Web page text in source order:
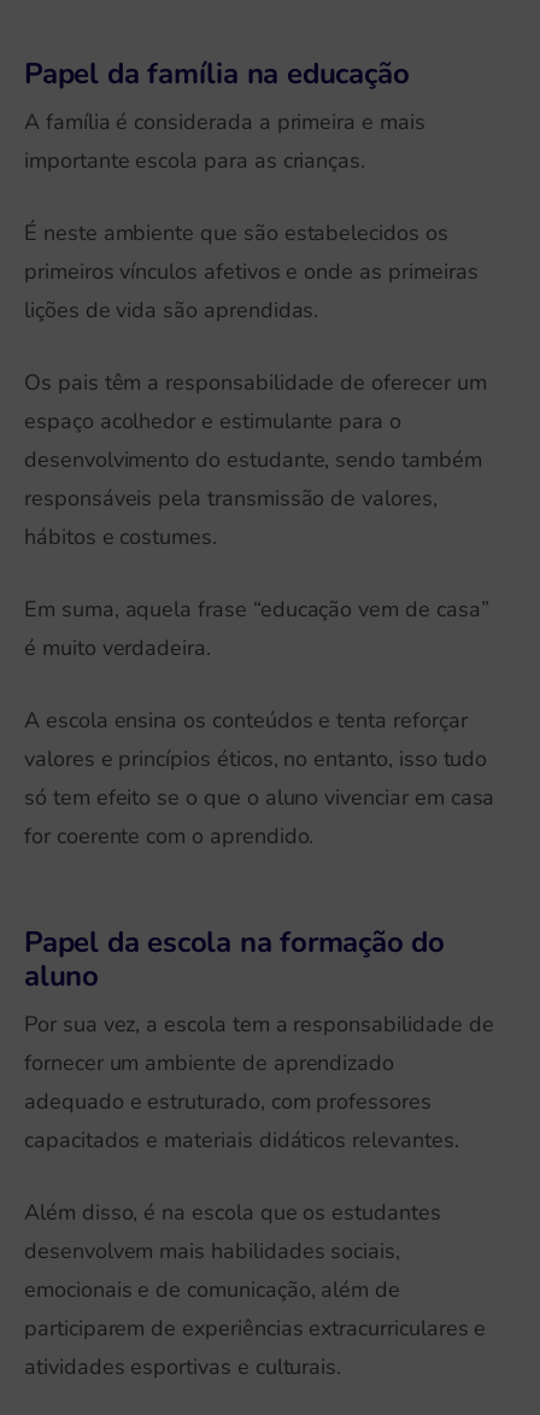
Papel da família na educação
A família é considerada a primeira e mais
importante escola para as crianças.
É neste ambiente que são estabelecidos os
primeiros vínculos afetivos e onde as primeiras
lições de vida são aprendidas.
Os pais têm a responsabilidade de oferecer um
espaço acolhedor e estimulante para o
desenvolvimento do estudante, sendo também
responsáveis pela transmissão de valores,
hábitos e costumes.
Em suma, aquela frase “educação vem de casa”
é muito verdadeira.
A escola ensina os conteúdos e tenta reforçar
valores e princípios éticos, no entanto, isso tudo
só tem efeito se o que o aluno vivenciar em casa
for coerente com o aprendido.
Papel da escola na formação do
aluno
Por sua vez, a escola tem a responsabilidade de
fornecer um ambiente de aprendizado
adequado e estruturado, com professores
capacitados e materiais didáticos relevantes.
Além disso, é na escola que os estudantes
desenvolvem mais habilidades sociais,
emocionais e de comunicação, além de
participarem de experiências extracurriculares e
atividades esportivas e culturais.